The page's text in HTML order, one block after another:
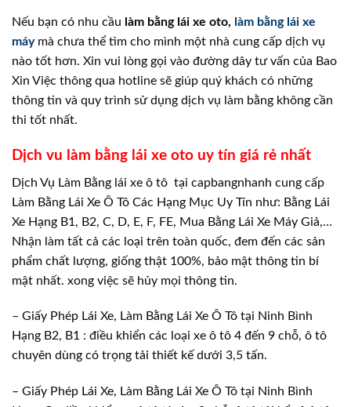
Nếu bạn có nhu cầu làm bằng lái xe oto, làm bằng lái xe
máymà chưa thể tìm cho mình một nhà cung cấp dịch vụ
nào tốt hơn. Xin vui lòng gọi vào đường dây tư vấn của Bao
Xin Việc thông qua hotline sẽ giúp quý khách có những
thông tin và quy trình sử dụng dịch vụ làm bằng không cần
thi tốt nhất.
Dịch vu làm bằng lái xe oto uy tín giá rẻ nhất
Dịch Vụ Làm Bằng lái xe ô tô tại capbangnhanh cung cấp
Làm Bằng Lái Xe Ô Tô Các Hạng Mục Uy Tín như: Bằng Lái
Xe Hạng B1, B2, C, D, E, F, FE, Mua Bằng Lái Xe Máy Giả,…
Nhận làm tất cả các loại trên toàn quốc, đem đến các sản
phẩm chất lượng, giống thật 100%, bảo mật thông tin bí
mật nhất. xong việc sẽ hủy mọi thông tin.
– Giấy Phép Lái Xe, Làm Bằng Lái Xe Ô Tô tại Ninh Bình
Hạng B2, B1 : điều khiển các loại xe ô tô 4 đến 9 chỗ, ô tô
chuyên dùng có trọng tải thiết kế dưới 3,5 tấn.
– Giấy Phép Lái Xe, Làm Bằng Lái Xe Ô Tô tại Ninh Bình